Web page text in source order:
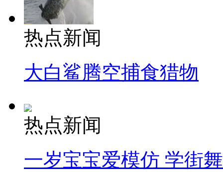
热点新闻
大白鲨腾空捕食猎物
热点新闻
一岁宝宝爱模仿 学街